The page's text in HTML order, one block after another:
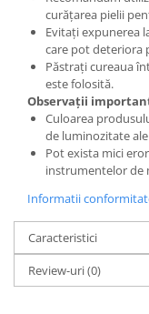
curățarea pielii
Evitați expunerea
care pot deteriora
Păstrați cureaua
este folosită.
Observații
Culoarea
de luminozitate
Pot exista mici
instrumentelor de
Informatii
Caracteristici
Review-uri(0)